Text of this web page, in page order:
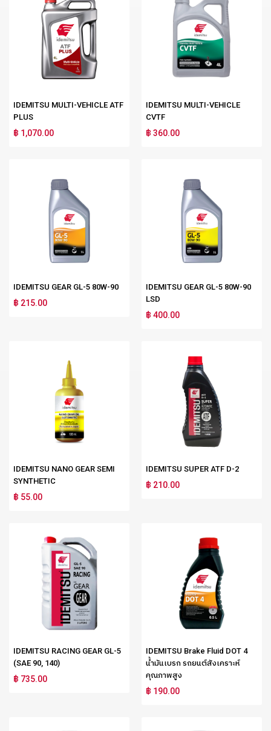
IDEMITSU MULTI-VEHICLE ATF
PLUS
฿ 1,070.00
IDEMITSU MULTI-VEHICLE
CVTF
฿ 360.00
IDEMITSU GEAR GL-5 80W-90
฿ 215.00
IDEMITSU GEAR GL-5 80W-90
LSD
฿ 400.00
IDEMITSU NANO GEAR SEMI
SYNTHETIC
฿ 55.00
IDEMITSU SUPER ATF D-2
฿ 210.00
IDEMITSU RACING GEAR GL-5
(SAE 90, 140)
฿ 735.00
IDEMITSU Brake Fluid DOT 4
น้ำมันเบรก รถยนต์สังเคราะห์
คุณภาพสูง
฿ 190.00